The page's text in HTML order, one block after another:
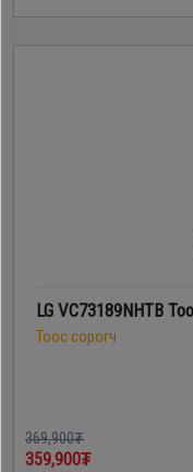
LG VC73189NHTB
Тоос сорогч
369,900₮
359,900₮